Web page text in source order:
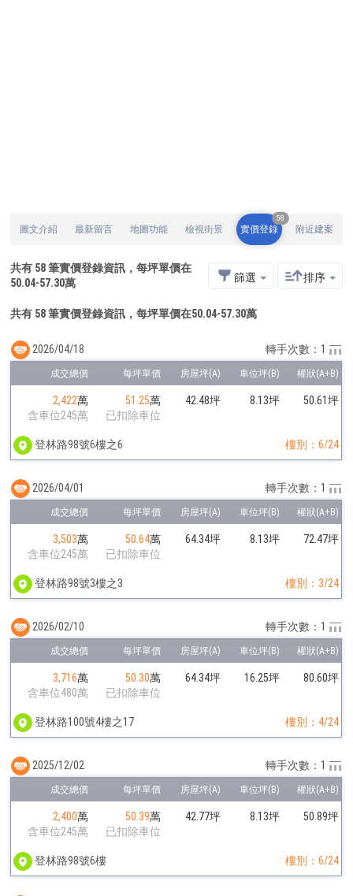
圖文介紹 最新留言 地圖功能 檢視街景 實價登錄
58
附近建案
共有 58筆實價登錄資訊，每坪單價在
50.04-57.30萬 篩選 排序
共有 58 筆實價登錄資訊，每坪單價在50.04-57.30萬
2,422萬
含車位245萬
51.25萬
已扣除車位
42.48坪 8.13坪 50.61坪
登林路98號6樓之6 樓別：6/24
2026/04/18 轉手次數：1
3,503萬
含車位245萬
50.64萬
已扣除車位
64.34坪 8.13坪 72.47坪
登林路98號3樓之3 樓別：3/24
2026/04/01 轉手次數：1
3,716萬
含車位480萬
50.30萬
已扣除車位
64.34坪 16.25坪 80.60坪
登林路100號4樓之17 樓別：4/24
2026/02/10 轉手次數：1
2,400萬
含車位245萬
50.39萬
已扣除車位
42.77坪 8.13坪 50.89坪
登林路98號6樓 樓別：6/24
2025/12/02 轉手次數：1